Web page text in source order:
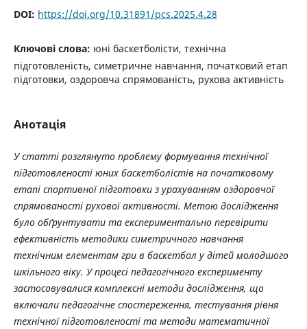
DOI: https://doi.org/10.31891/pcs.2025.4.28
Ключові слова: юні баскетболісти, технічна
підготовленість, симетричне навчання, початковий етап
підготовки, оздоровча спрямованість, рухова активність
Анотація
У статті розглянуто проблему формування технічної
підготовленості юних баскетболістів на початковому
етапі спортивної підготовки з урахуванням оздоровчої
спрямованості рухової активності. Метою дослідження
було обґрунтувати та експериментально перевірити
ефективність методики симетричного навчання
технічним елементам гри в баскетбол у дітей молодшого
шкільного віку. У процесі педагогічного експерименту
застосовувалися комплексні методи дослідження, що
включали педагогічне спостереження, тестування рівня
технічної підготовленості та методи математичної